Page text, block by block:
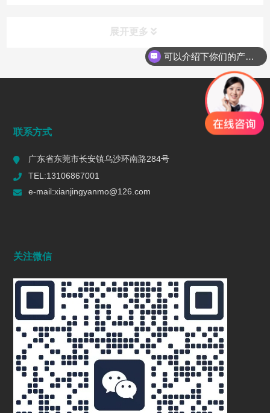
展开更多
抛光机：金属表面处理的神奇利器
2025/01/04 1265
抛光机：汽车制造行业的亮丽魔法
2024/12/09 1158
联系方式
广东省东莞市长安镇乌沙环南路284号
TEL:13106867001
e-mail:xianjingyanmo@126.com
关注微信
可以介绍下你们的产品么